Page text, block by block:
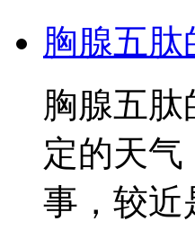
胸腺五肽
胸腺五
定的天
事，较近